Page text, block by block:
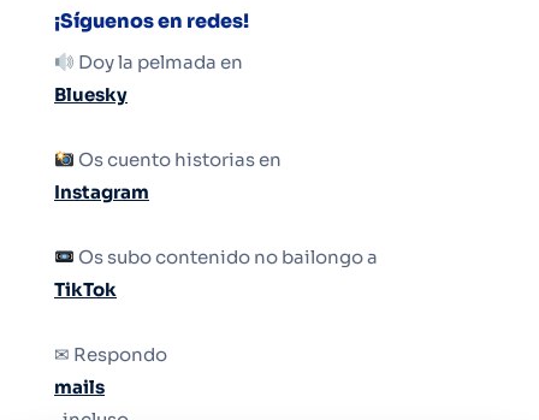
¡Síguenos en redes!
Doy la pelmada en
Bluesky
Os cuento historias en
Instagram
Os subo contenido no bailongo a
TikTok
✉ Respondo
mails